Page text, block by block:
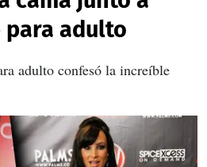
adulto
adulto confesó la increíble